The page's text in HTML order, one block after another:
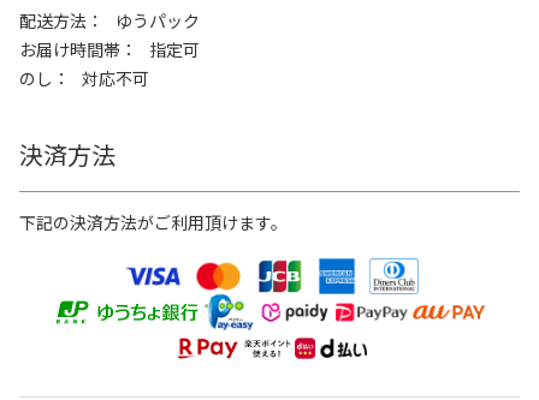
配送方法
ゆうパック
お届け時間帯
指定可
のし
対応不可
決済方法
下記の決済方法がご利用頂けます。